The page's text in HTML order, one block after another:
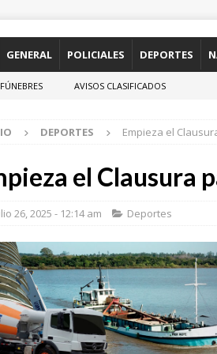
GENERAL POLICIALES DEPORTES
AVISOS CLASIFICADOS
DEPORTES Empieza el
el Clausura
26, 2025 - 12:14 am Deportes